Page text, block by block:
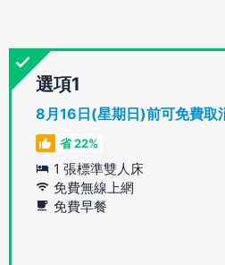
選項
8月16日(星期日)前可免費取
省 22%
1 張標準雙人床
免費無線上網
免費早餐